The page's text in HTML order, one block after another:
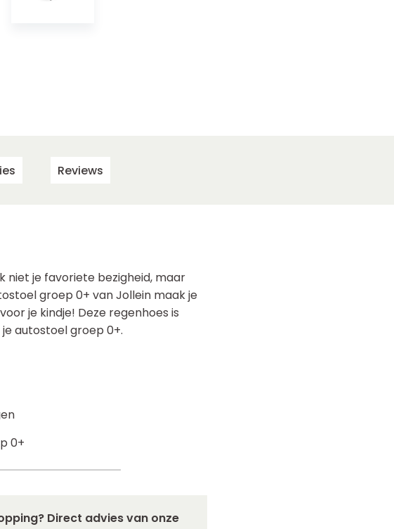
Reviews
niet je favoriete bezigheid, maar
groep 0+ van Jollein maak je
je kindje! Deze regenhoes is
autostoel groep 0+.
0+
Direct advies van onze